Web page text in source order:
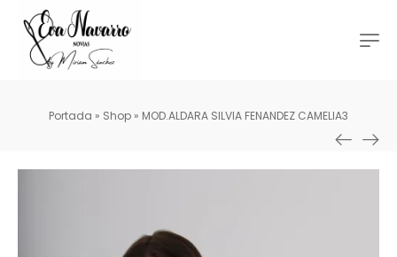
Portada » Shop » MOD.ALDARA SILVIA FENANDEZ CAMELIA3